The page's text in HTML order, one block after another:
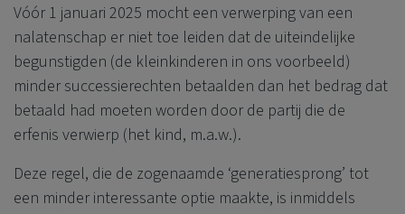
Vóór 1 januari 2025 mocht een verwerping van een
nalatenschap er niet toe leiden dat de uiteindelijke
begunstigden (de kleinkinderen in ons voorbeeld)
minder successierechten betaalden dan het bedrag dat
betaald had moeten worden door de partij die de
erfenis verwierp (het kind, m.a.w.).
Deze regel, die de zogenaamde ‘generatiesprong’ tot
een minder interessante optie maakte, is inmiddels